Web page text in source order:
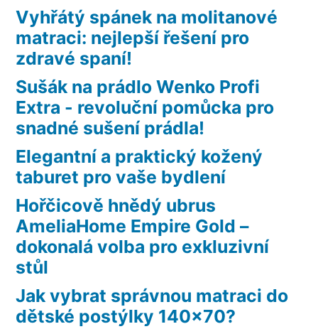
Vyhřátý spánek na molitanové
matraci: nejlepší řešení pro
zdravé spaní!
Sušák na prádlo Wenko Profi
Extra - revoluční pomůcka pro
snadné sušení prádla!
Elegantní a praktický kožený
taburet pro vaše bydlení
Hořčicově hnědý ubrus
AmeliaHome Empire Gold –
dokonalá volba pro exkluzivní
stůl
Jak vybrat správnou matraci do
dětské postýlky 140×70?